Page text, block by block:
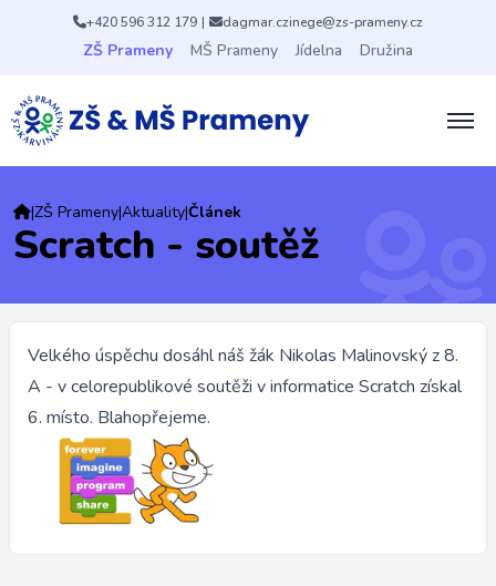
+420 596 312 179 | dagmar.czinege@zs-prameny.cz
ZŠ Prameny MŠ Prameny Jídelna Družina
|ZŠ Prameny|Aktuality|Článek
Scratch - soutěž
Velkého úspěchu dosáhl náš žák Nikolas Malinovský z 8.
A - v celorepublikové soutěži v informatice Scratch získal
6. místo. Blahopřejeme.